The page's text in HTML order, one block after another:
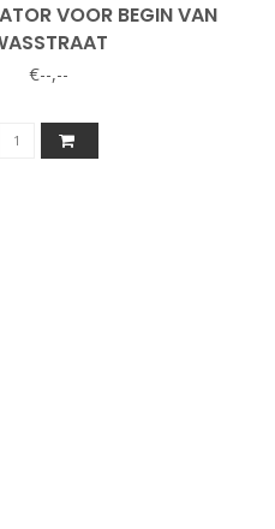
VOOR BEGIN VAN
€--,--